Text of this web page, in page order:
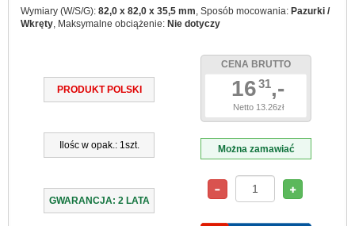
Wymiary (W/S/G): 82,0 x 82,0 x 35,5 mm, Sposób mocowania: Pazurki /
Wkręty, Maksymalne obciążenie: Nie dotyczy
PRODUKT POLSKI
Ilośc w opak.: 1szt.
GWARANCJA: 2 LATA
CENA BRUTTO
1631,-
Netto 13.26zł
Można zamawiać